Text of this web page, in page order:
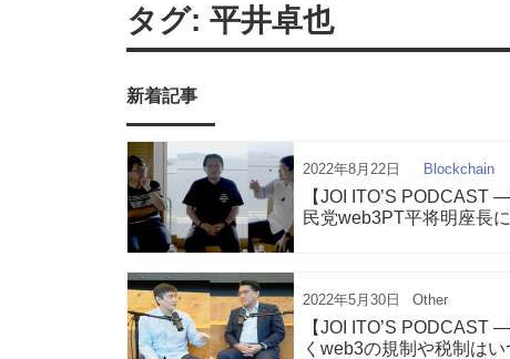
タグ: 平井卓也
新着記事
2022年8月22日 Blockchain
【JOI ITO’S
民党web3PT平将明座長
2022年5月30日 Other
【JOI ITO’S
くweb3の規制や税制は